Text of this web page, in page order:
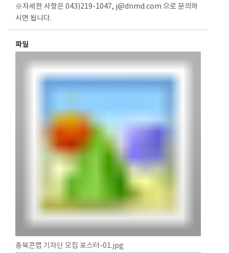
※자세한 사항은 043)219-1047, j@dnmd.com 으로 문의하
시면 됩니다.
파일
충북콘랩 기자단 모집 포스터-01.jpg